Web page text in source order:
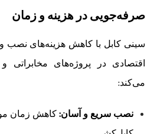
صرفه‌جویی در هزینه و زمان
سینی کابل با کاهش هزینه‌های نصب
اقتصادی در پروژه‌های مخابراتی
می‌کند:
نصب سریع و آسان: کاهش زمان